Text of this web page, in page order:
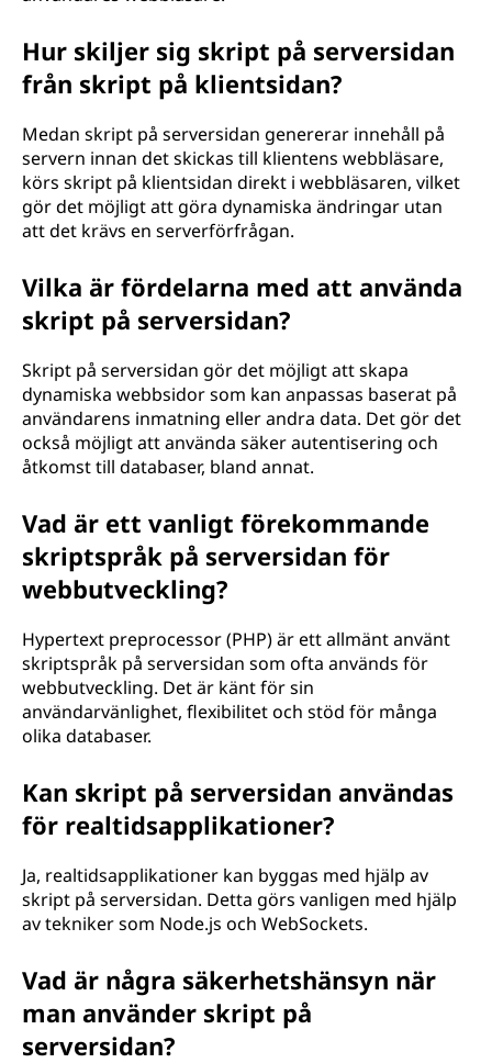
n
Hur skiljer sig skript på serversidan
från skript på klientsidan?
Medan skript på serversidan genererar innehåll på
servern innan det skickas till klientens webbläsare,
körs skript på klientsidan direkt i webbläsaren, vilket
gör det möjligt att göra dynamiska ändringar utan
att det krävs en serverförfrågan.
Vilka är fördelarna med att använda
skript på serversidan?
Skript på serversidan gör det möjligt att skapa
dynamiska webbsidor som kan anpassas baserat på
användarens inmatning eller andra data. Det gör det
också möjligt att använda säker autentisering och
åtkomst till databaser, bland annat.
Vad är ett vanligt förekommande
skriptspråk på serversidan för
webbutveckling?
Hypertext preprocessor (PHP) är ett allmänt använt
skriptspråk på serversidan som ofta används för
webbutveckling. Det är känt för sin
användarvänlighet, flexibilitet och stöd för många
olika databaser.
Kan skript på serversidan användas
för realtidsapplikationer?
Ja, realtidsapplikationer kan byggas med hjälp av
skript på serversidan. Detta görs vanligen med hjälp
av tekniker som Node.js och WebSockets.
Vad är några säkerhetshänsyn när
man använder skript på
serversidan?